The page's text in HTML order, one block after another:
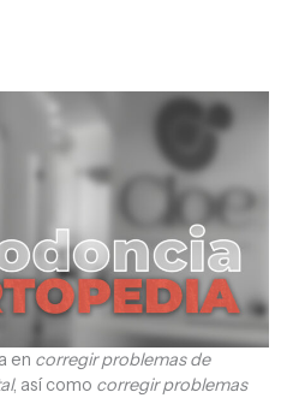
en corregir problemas de
, así como corregir problemas